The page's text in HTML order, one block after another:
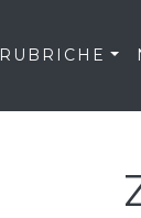
RUBRICHE